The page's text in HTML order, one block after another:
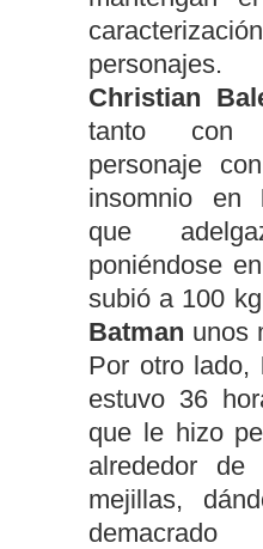
Christian
tanto con
personaje
insomnio en
que
poniéndose
subió a 100
Batman unos
Por otro lado,
estuvo 36
que le hizo
alrededor
mejillas,